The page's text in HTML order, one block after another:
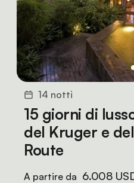
14 notti
15 giorni di
del Kruger e
Route
A partire da 6.008